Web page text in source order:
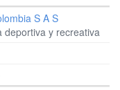
S A S
deportiva y recreativa